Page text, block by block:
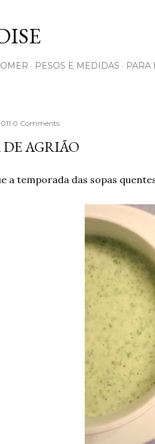
PESOS E MEDIDAS PARA
0 Comments
DE AGRIÃO
a temporada das sopas